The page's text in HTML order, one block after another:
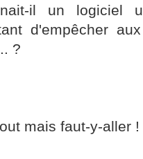
il un logiciel
d'empêcher
?
mais faut-y-aller !